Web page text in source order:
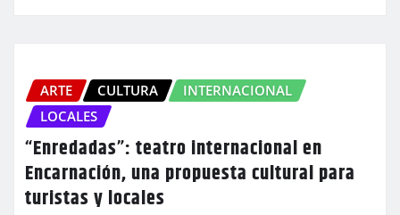
ARTE CULTURA
INTERNACIONAL
LOCALES
“Enredadas”: teatro internacional en
Encarnación, una propuesta cultural para
turistas y locales